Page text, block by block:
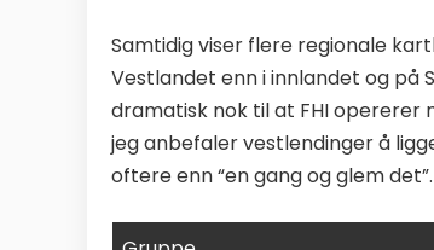
Samtidig viser flere regionale
Vestlandet enn i innlandet og på
dramatisk nok til at FHI opererer
jeg anbefaler vestlendinger å
oftere enn “en gang og glem det”.